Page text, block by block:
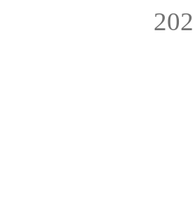
202